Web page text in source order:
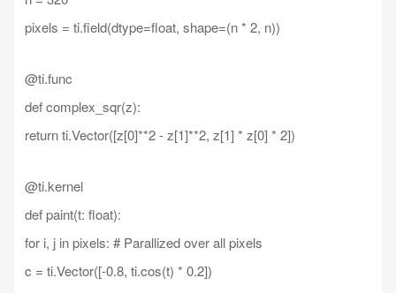
pixels = ti.field(dtype=float, shape=(n * 2, n))
@ti.func
def complex_sqr(z):
return ti.Vector([z[0]**2 - z[1]**2, z[1] * z[0] * 2])
@ti.kernel
def paint(t: float):
for i, j in pixels: # Parallized over all pixels
c = ti.Vector([-0.8, ti.cos(t) * 0.2])